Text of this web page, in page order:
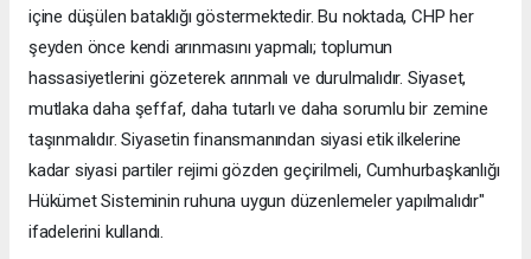
içine düşülen bataklığı göstermektedir. Bu noktada, CHP her
şeyden önce kendi arınmasını yapmalı; toplumun
hassasiyetlerini gözeterek arınmalı ve durulmalıdır. Siyaset,
mutlaka daha şeffaf, daha tutarlı ve daha sorumlu bir zemine
taşınmalıdır. Siyasetin finansmanından siyasi etik ilkelerine
kadar siyasi partiler rejimi gözden geçirilmeli, Cumhurbaşkanlığı
Hükümet Sisteminin ruhuna uygun düzenlemeler yapılmalıdır"
ifadelerini kullandı.